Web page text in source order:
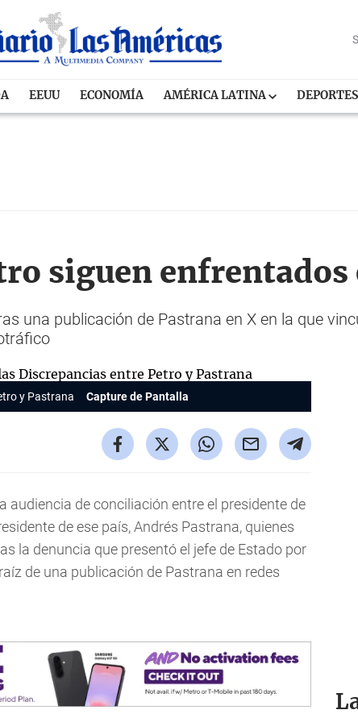
EEUU ECONOMÍA AMÉRICA LATINA
siguen enfrentados
una publicación de Pastrana en X en la que
y Pastrana Capture de Pantalla
audiencia de conciliación entre el presidente de
de ese país, Andrés Pastrana, quienes
la denuncia que presentó el jefe de Estado por
de una publicación de Pastrana en redes